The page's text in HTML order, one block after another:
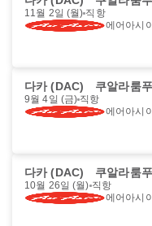
11월 2일 (월) 직항
에어아시
다카 (DAC) 쿠알라룸
9월 4일 (금) 직항
에어아시
다카 (DAC) 쿠알라룸
10월 26일 (월) 직항
에어아시